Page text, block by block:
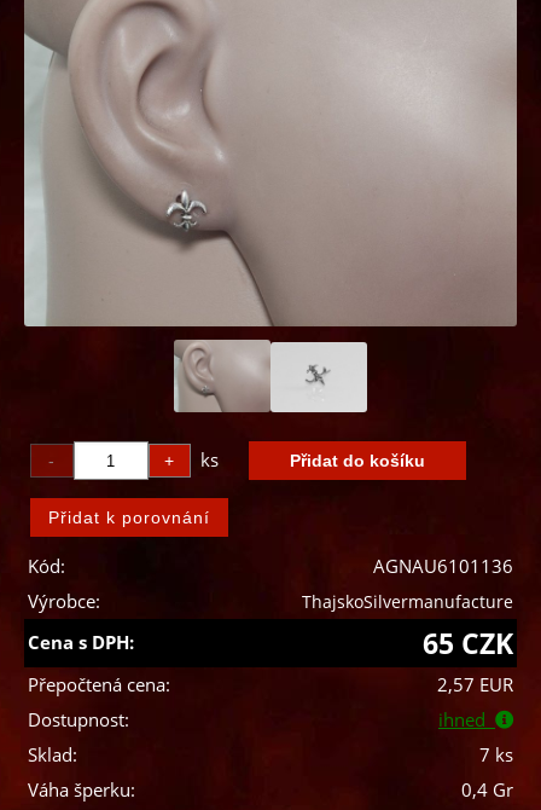
ks
Kód:
AGNAU6101136
Výrobce:
ThajskoSilvermanufacture
Cena s DPH: 65 CZK
Přepočtená cena:
2,57 EUR
Dostupnost:
ihned
Sklad:
7 ks
Váha šperku:
0,4 Gr